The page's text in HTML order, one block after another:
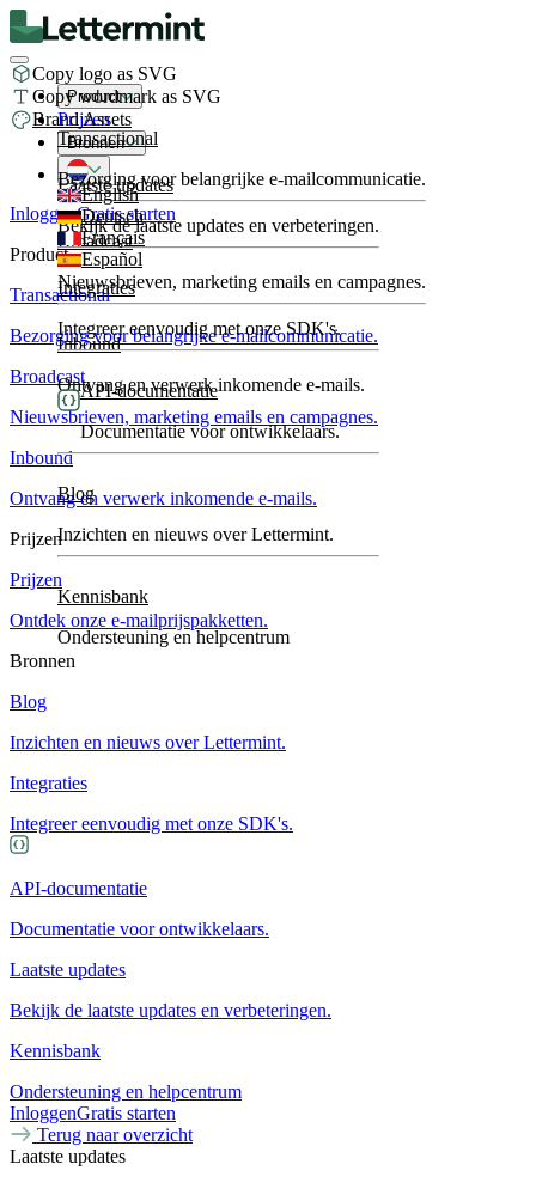
Copy logo as SVG
Copy wordmark as SVG
Brand Assets
Product
Transactional
Bezorging voor belangrijke e-mailcommunicatie.
Broadcast
Nieuwsbrieven, marketing emails en campagnes.
Inbound
Ontvang en verwerk inkomende e-mails.
Prijzen
Bronnen
Laatste updates
Bekijk de laatste updates en verbeteringen.
Integraties
Integreer eenvoudig met onze SDK's.
API-documentatie
Documentatie voor ontwikkelaars.
Blog
Inzichten en nieuws over Lettermint.
Kennisbank
Ondersteuning en helpcentrum
English
Deutsch
Français
Español
InloggenGratis starten
Product
Transactional
Bezorging voor belangrijke e-mailcommunicatie.
Broadcast
Nieuwsbrieven, marketing emails en campagnes.
Inbound
Ontvang en verwerk inkomende e-mails.
Prijzen
Prijzen
Ontdek onze e-mailprijspakketten.
Bronnen
Blog
Inzichten en nieuws over Lettermint.
Integraties
Integreer eenvoudig met onze SDK's.
API-documentatie
Documentatie voor ontwikkelaars.
Laatste updates
Bekijk de laatste updates en verbeteringen.
Kennisbank
Ondersteuning en helpcentrum
InloggenGratis starten
Terug naar overzicht
Laatste updates